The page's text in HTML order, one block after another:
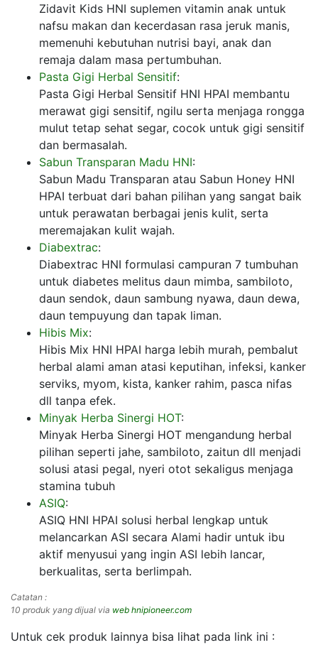
Zidavit Kids HNI suplemen vitamin anak untuk
nafsu makan dan kecerdasan rasa jeruk manis,
memenuhi kebutuhan nutrisi bayi, anak dan
remaja dalam masa pertumbuhan.
Pasta Gigi Herbal Sensitif:
Pasta Gigi Herbal Sensitif HNI HPAI membantu
merawat gigi sensitif, ngilu serta menjaga rongga
mulut tetap sehat segar, cocok untuk gigi sensitif
dan bermasalah.
Sabun Transparan Madu HNI:
Sabun Madu Transparan atau Sabun Honey HNI
HPAI terbuat dari bahan pilihan yang sangat baik
untuk perawatan berbagai jenis kulit, serta
meremajakan kulit wajah.
Diabextrac:
Diabextrac HNI formulasi campuran 7 tumbuhan
untuk diabetes melitus daun mimba, sambiloto,
daun sendok, daun sambung nyawa, daun dewa,
daun tempuyung dan tapak liman.
Hibis Mix:
Hibis Mix HNI HPAI harga lebih murah, pembalut
herbal alami aman atasi keputihan, infeksi, kanker
serviks, myom, kista, kanker rahim, pasca nifas
dll tanpa efek.
Minyak Herba Sinergi HOT:
Minyak Herba Sinergi HOT mengandung herbal
pilihan seperti jahe, sambiloto, zaitun dll menjadi
solusi atasi pegal, nyeri otot sekaligus menjaga
stamina tubuh
ASIQ:
ASIQ HNI HPAI solusi herbal lengkap untuk
melancarkan ASI secara Alami hadir untuk ibu
aktif menyusui yang ingin ASI lebih lancar,
berkualitas, serta berlimpah.
Catatan :
10 produk yang dijual via web hnipioneer.com
Untuk cek produk lainnya bisa lihat pada link ini :